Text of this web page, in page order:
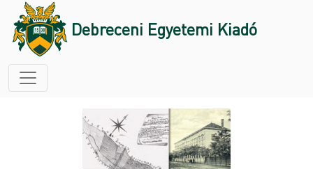
Debreceni Egyetemi Kiadó